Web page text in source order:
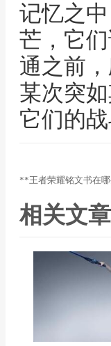
记忆之
芒，它
通之前
某次突
它们的战
**王者荣耀铭文书在
相关文章